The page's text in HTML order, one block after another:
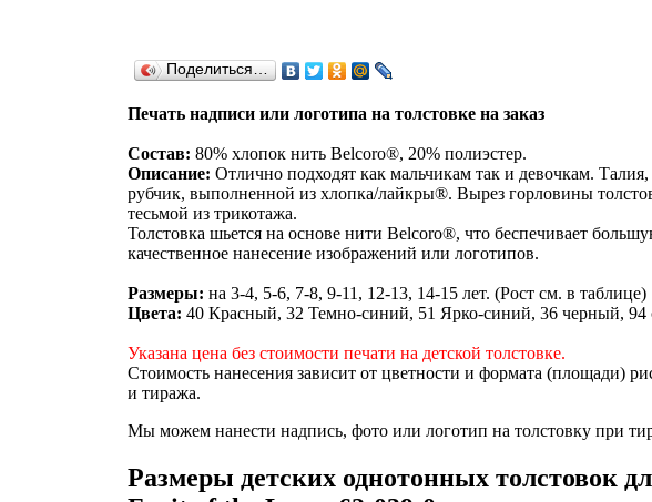
Поделиться…
Печать надписи или логотипа на толстовке на заказ
Состав: 80% хлопок нить Belcoro®, 20% полиэстер.
Описание: Отлично подходят как мальчикам так и девочкам.
рубчик, выполненной из хлопка/лайкры®. Вырез горловины
тесьмой из трикотажа.
Толстовка шьется на основе нити Belcoro®, что беспечивает
качественное нанесение изображений или логотипов.
Размеры: на 3-4, 5-6, 7-8, 9-11, 12-13, 14-15 лет. (Рост см. в таблице)
Цвета: 40 Красный, 32 Темно-синий, 51 Ярко-синий, 36 черный,
Указана цена без стоимости печати на детской толстовке.
Стоимость нанесения зависит от цветности и формата (площади)
и тиража.
Мы можем нанести надпись, фото или логотип на толстовку при
Размеры детских однотонных толстовок